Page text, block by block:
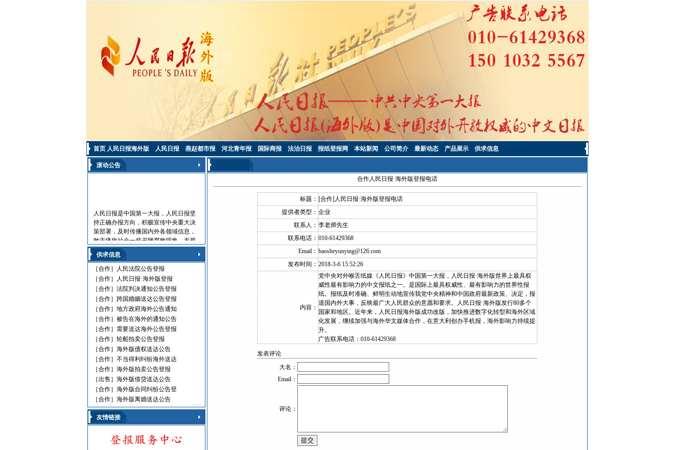
首页 人民日报海外版 人民日报 燕赵都市报 河北青年报 国际商报 法治日报 报纸登报网 本站新闻 公司简介 最新动态 产品展示 供求信息
滚动公告
人民日报是中国第一大报，人民日报坚
持正确办报方向，积极宣传中央重大决
策部署，及时传播国内外各领域信息，
敢于痛批社会一些丑陋腐败现象，无视
法律的黑社会流氓，利用职权玩忽职守
的高级官员，受到读报人欢迎。人民日
报海外版，这是中国对外发行的最具权
威性的综合性中文日报，主要面向海外
华人、华侨、港澳台同胞和在各国，发
行80多个国家和地区。
人民日报刊登010-61429368
遗失声明 环保公告
减资公告 挂失声明
股份转让 政府通文
判决公告 律师声明
通告广告 企业注销
维权公告 解除声明
迁址公告 法院公告
开庭传票 海事文书
供求信息
［合作］
人民法院公告登报
［合作］
人民日报·海外版登报
［合作］ 法院判决通知公告登报
［合作］ 跨国婚姻送达公告登报
［合作］ 地方政府海外公告通知
［合作］ 被告在海外的通知公告
［合作］
需要送达海外公告登报
［合作］ 轮船拍卖公告登报
［合作］ 海外版债权送达公告
［合作］ 不当得利纠纷海外送达
［合作］ 海外版拍卖公告登报
［出售］ 海外版借贷送达公告
［合作］ 海外版合同纠纷公告登
［合作］ 海外版离婚送达公告
友情链接
合作人民日报·海外版登报电话
标题： [合作]人民日报·海外版登报电话
提供者类型： 企业
联系人： 李老师先生
联系电话： 010-61429368
Email： baosheyunying@126.com
发布时间： 2018-3-6 15:52:26
内容：
党中央对外喉舌纸媒《人民日报》中国第一大报，人民日报·海外版世界上最具权
威性最有影响力的中文报纸之一。是国际上最具权威性、最有影响力的世界性报
纸。报纸及时准确、鲜明生动地宣传我党中央精神和中国政府最新政策、决定，报
道国内外大事，反映最广大人民群众的意愿和要求。人民日报·海外版发行80多个
国家和地区。近年来，人民日报海外版成功改版，加快推进数字化转型和海外区域
化发展，继续加强与海外华文媒体合作，在意大利创办手机报，海外影响力持续提
升。
广告联系电话：010-61429368
发表评论
大名：
Email：
评论：